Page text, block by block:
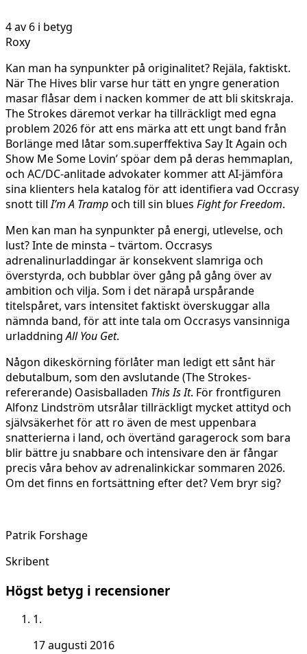
4 av 6 i betyg
Roxy
Kan man ha synpunkter på originalitet? Rejäla, faktiskt.
När The Hives blir varse hur tätt en yngre generation
masar flåsar dem i nacken kommer de att bli skitskraja.
The Strokes däremot verkar ha tillräckligt med egna
problem 2026 för att ens märka att ett ungt band från
Borlänge med låtar som.superffektiva Say It Again och
Show Me Some Lovin’ spöar dem på deras hemmaplan,
och AC/DC-anlitade advokater kommer att AI-jämföra
sina klienters hela katalog för att identifiera vad Occrasy
snott tillI’m A Trampoch till sin blues Fight for Freedom.
Men kan man ha synpunkter på energi, utlevelse, och
lust? Inte de minsta – tvärtom. Occrasys
adrenalinurladdingar är konsekvent slamriga och
överstyrda, och bubblar över gång på gång över av
ambition och vilja. Som i det närapå urspårande
titelspåret, vars intensitet faktiskt överskuggar alla
nämnda band, för att inte tala om Occrasys vansinniga
urladdningAll You Get.
Någon dikeskörning förlåter man ledigt ett sånt här
debutalbum, som den avslutande (The Strokes-
refererande) Oasisballaden This Is It. För frontfiguren
Alfonz Lindström utsrålar tillräckligt mycket attityd och
självsäkerhet för att ro även de mest uppenbara
snatterierna i land, och övertänd garagerock som bara
blir bättre ju snabbare och intensivare den är fångar
precis våra behov av adrenalinkickar sommaren 2026.
Om det finns en fortsättning efter det? Vem bryr sig?
Patrik Forshage
Skribent
Högst betyg i recensioner
1.
17 augusti 2016